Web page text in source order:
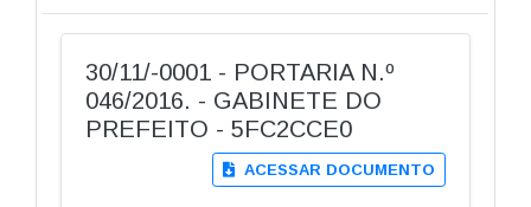
30/11/-0001 - PORTARIA N.º
046/2016. - GABINETE DO
PREFEITO - 5FC2CCE0
ACESSAR DOCUMENTO